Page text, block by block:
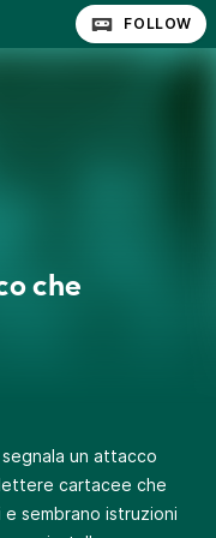
FOLLOW
che
un attacco
cartacee che
sembrano istruzioni